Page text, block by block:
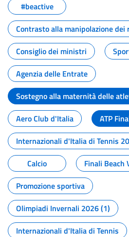
#beactive
Contrasto alla manipolazione
Consiglio dei ministri
Agenzia delle Entrate
Sostegno alla maternità delle
Aero Club d'Italia
ATP
Internazionali d'Italia di Tennis
Calcio
Finali Beach
Promozione sportiva
Olimpiadi Invernali 2026 (1)
Internazionali d'Italia di Tennis